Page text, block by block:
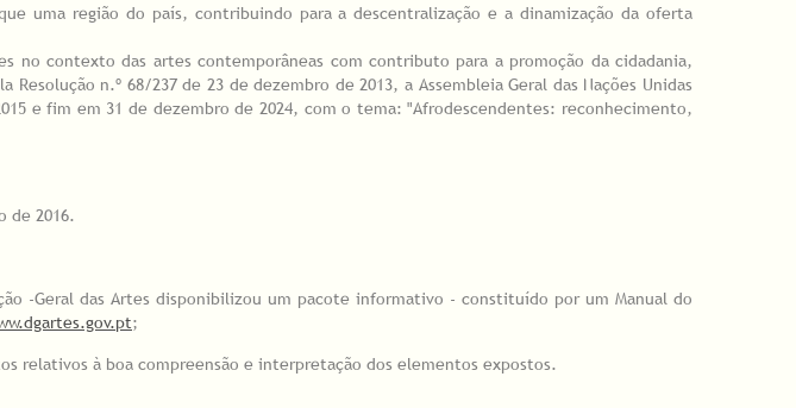
uma região do país, contribuindo para a descentralização e a dinamização da oferta
no contexto das artes contemporâneas com contributo para a promoção da cidadania,
n.º 68/237 de 23 de dezembro de 2013, a Assembleia Geral das Nações Unidas
e fim em 31 de dezembro de 2024, com o tema: "Afrodescendentes: reconhecimento,
de 2016.
-Geral das Artes disponibilizou um pacote informativo - constituído por um Manual do
;
relativos à boa compreensão e interpretação dos elementos expostos.